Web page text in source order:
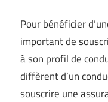
Pour bénéficier
important de
à son profil de
diffèrent d’un
souscrire une